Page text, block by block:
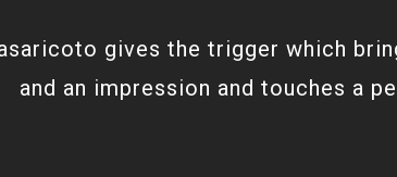
gives the trigger which
and an impression and touches a